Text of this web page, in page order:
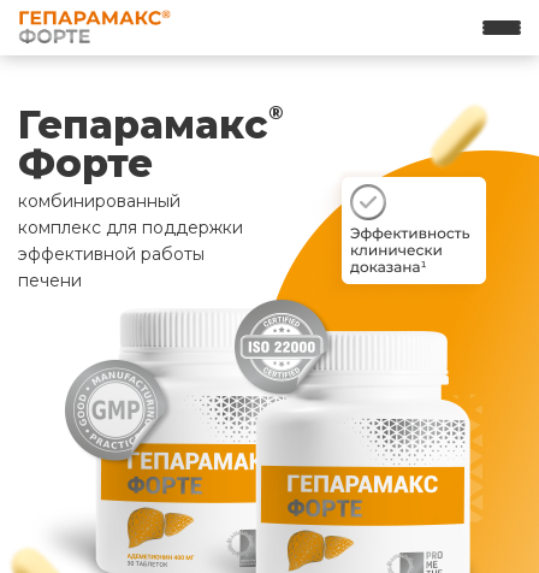
Гепарамакс®
Форте
комбинированный
комплекс для поддержки
эффективной работы
печени